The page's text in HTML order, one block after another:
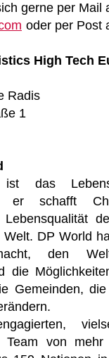
gerne per Mail
oder per Post
High Tech
Radis
1
das
er schafft
DP World
den
die
Gemeinden,
Team von